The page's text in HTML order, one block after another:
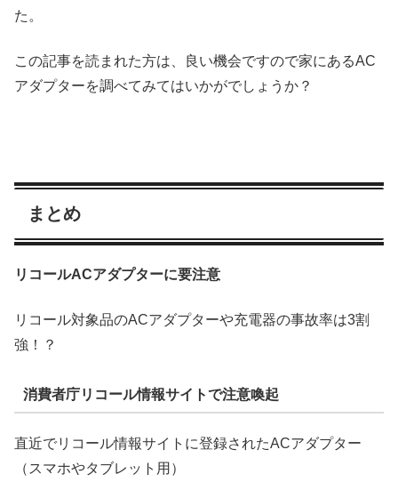
た。
この記事を読まれた方は、良い機会ですので家にあるAC
アダプターを調べてみてはいかがでしょうか？
まとめ
リコールACアダプターに要注意
リコール対象品のACアダプターや充電器の事故率は3割
強！？
消費者庁リコール情報サイトで注意喚起
直近でリコール情報サイトに登録されたACアダプター
（スマホやタブレット用）